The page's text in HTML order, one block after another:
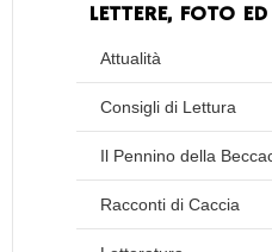
LETTERE, FOTO
Attualità
Consigli di Lettura
Il Pennino della
Racconti di Caccia